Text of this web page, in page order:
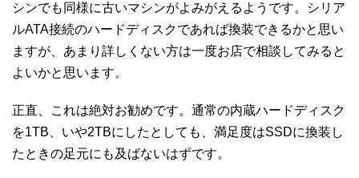
シンでも同様に古いマシンがよみがえるようです。シリア
ルATA接続のハードディスクであれば換装できるかと思い
ますが、あまり詳しくない方は一度お店で相談してみると
よいかと思います。
正直、これは絶対お勧めです。通常の内蔵ハードディスク
を1TB、いや2TBにしたとしても、満足度はSSDに換装し
たときの足元にも及ばないはずです。